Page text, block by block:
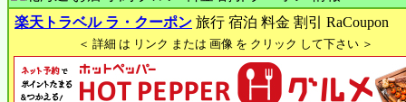
楽天トラベル ラ・クーポン 旅行 宿泊 料金 割引 RaCoupon
＜ 詳細 は リンク または 画像 を クリック して下さい ＞